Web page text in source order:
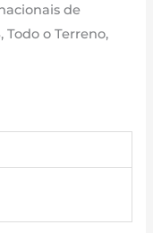
de
Todo o Terreno,